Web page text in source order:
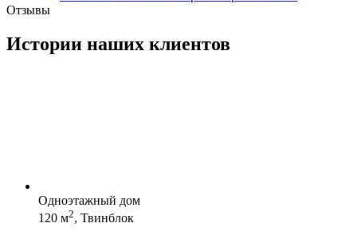
Отзывы
Истории наших клиентов
Одноэтажный дом
120 м2, Твинблок